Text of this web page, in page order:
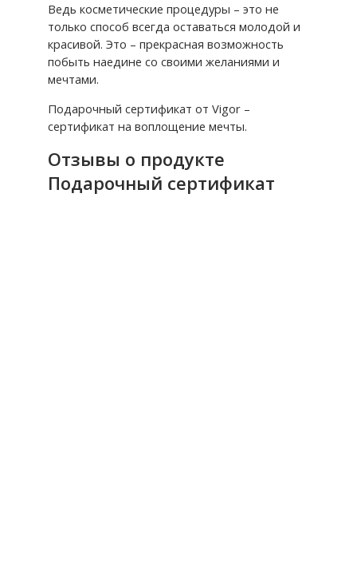
Ведь косметические процедуры – это не
только способ всегда оставаться молодой и
красивой. Это – прекрасная возможность
побыть наедине со своими желаниями и
мечтами.
Подарочный сертификат от Vigor –
сертификат на воплощение мечты.
Отзывы о продукте
Подарочный сертификат